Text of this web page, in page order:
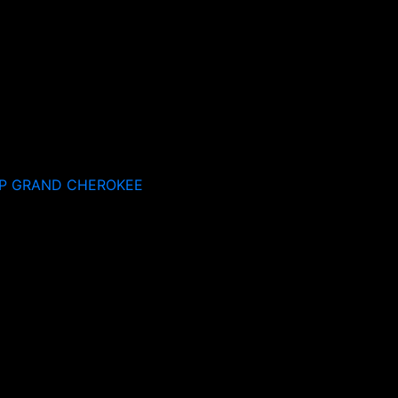
GRAND CHEROKEE